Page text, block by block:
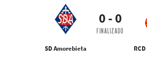
SD Amorebieta
0 - 0
FINALIZADO